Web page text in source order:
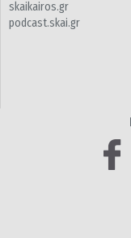
skaikairos.gr
podcast.skai.gr